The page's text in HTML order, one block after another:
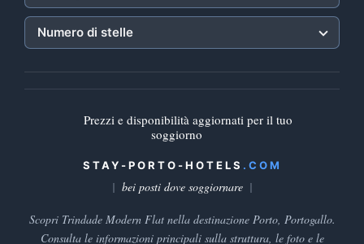
Numero di stelle
Prezzi e disponibilità aggiornati per il tuo
soggiorno
STAY-PORTO-HOTELS .COM
bei posti dove soggiornare
Scopri Trindade Modern Flat nella destinazione Porto, Portogallo.
Consulta le informazioni principali sulla struttura, le foto e le